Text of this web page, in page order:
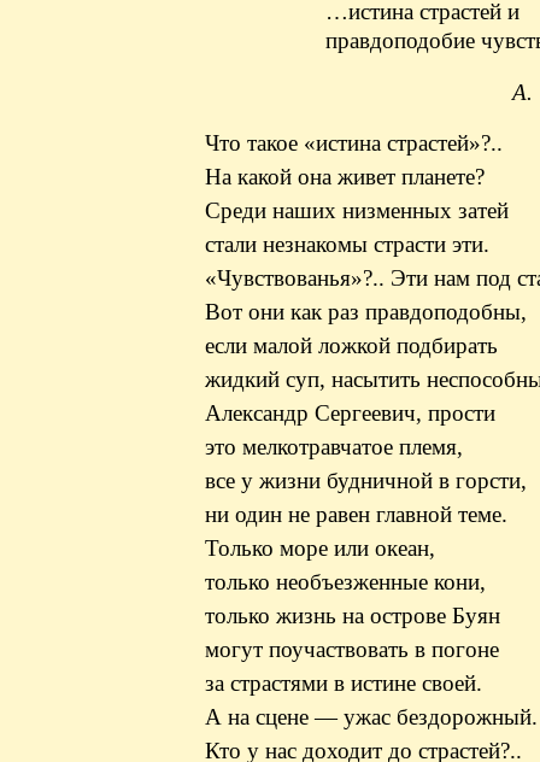
…истина страстей и
правдоподобие
А.
Что такое «истина страстей»?..
На какой она живет планете?
Среди наших низменных затей
стали незнакомы страсти эти.
«Чувствованья»?.. Эти нам под
Вот они как раз правдоподобны,
если малой ложкой подбирать
жидкий суп, насытить
Александр Сергеевич, прости
это мелкотравчатое племя,
все у жизни будничной в горсти,
ни один не равен главной теме.
Только море или океан,
только необъезженные кони,
только жизнь на острове Буян
могут поучаствовать в погоне
за страстями в истине своей.
А на сцене — ужас бездорожный.
Кто у нас доходит до страстей?..